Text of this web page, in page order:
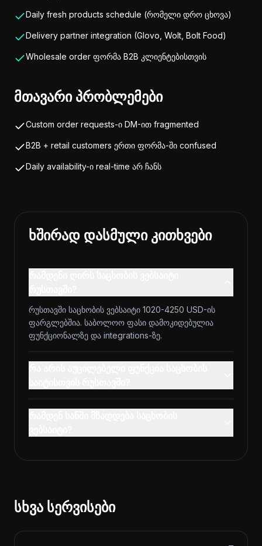
Daily fresh products schedule (რომელი დრო ცხოვა)
Delivery partner integration (Glovo, Wolt, Bolt Food)
Wholesale order ფორმა B2B კლიენტებისთვის
მთავარი პრობლემები
Custom order requests-ი DM-ით fragmented
B2B + retail customers ერთი ფორმა-ში confused
Daily availability-ი real-time არ ჩანს
ხშირად დასმული კითხვები
რუსთავში საცხობის ვებსაიტი 1020-4250 USD-ის
ფარგლებშია. საბოლოო ფასი დამოკიდებულია
ფუნქციონალზე და integrations-ზე.
სხვა სერვისები